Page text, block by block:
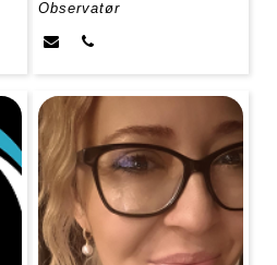
Observatør